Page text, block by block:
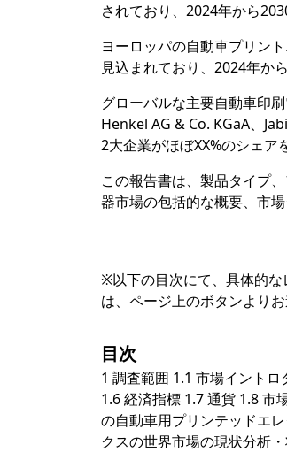
されており、2024年から
ヨーロッパの自動車プリン
見込まれており、2024年か
グローバルな主要自動車印
Henkel AG & Co. KGaA、
2大企業がほぼXX%のシェア
この報告書は、製品タイプ
器市場の包括的な概要、市
※以下の目次にて、具体的
は、ページ上のボタンよりお
目次
1 調査範囲 1.1 市場イント
1.6 経済指標 1.7 通貨 1.8 市
の自動車用プリンテッドエ
クスの世界市場の現状分析